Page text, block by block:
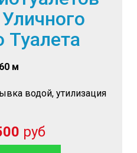
Туалета
60 м
водой, утилизация
руб